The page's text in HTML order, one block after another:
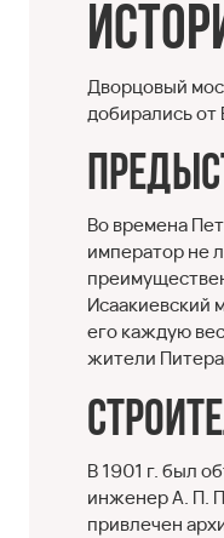
Дворцовый
добирались от
Во времена
император не
Исаакиевский
его каждую
жители
В 1901 г. был
инженер А. П.
привлечен